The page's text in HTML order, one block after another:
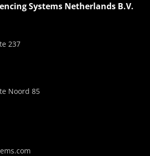
Systems Netherlands B.V.
237
Noord 85